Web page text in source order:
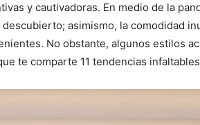
y cautivadoras. En medio de la
asimismo, la comodidad
No obstante, algunos estilos
te comparte 11 tendencias